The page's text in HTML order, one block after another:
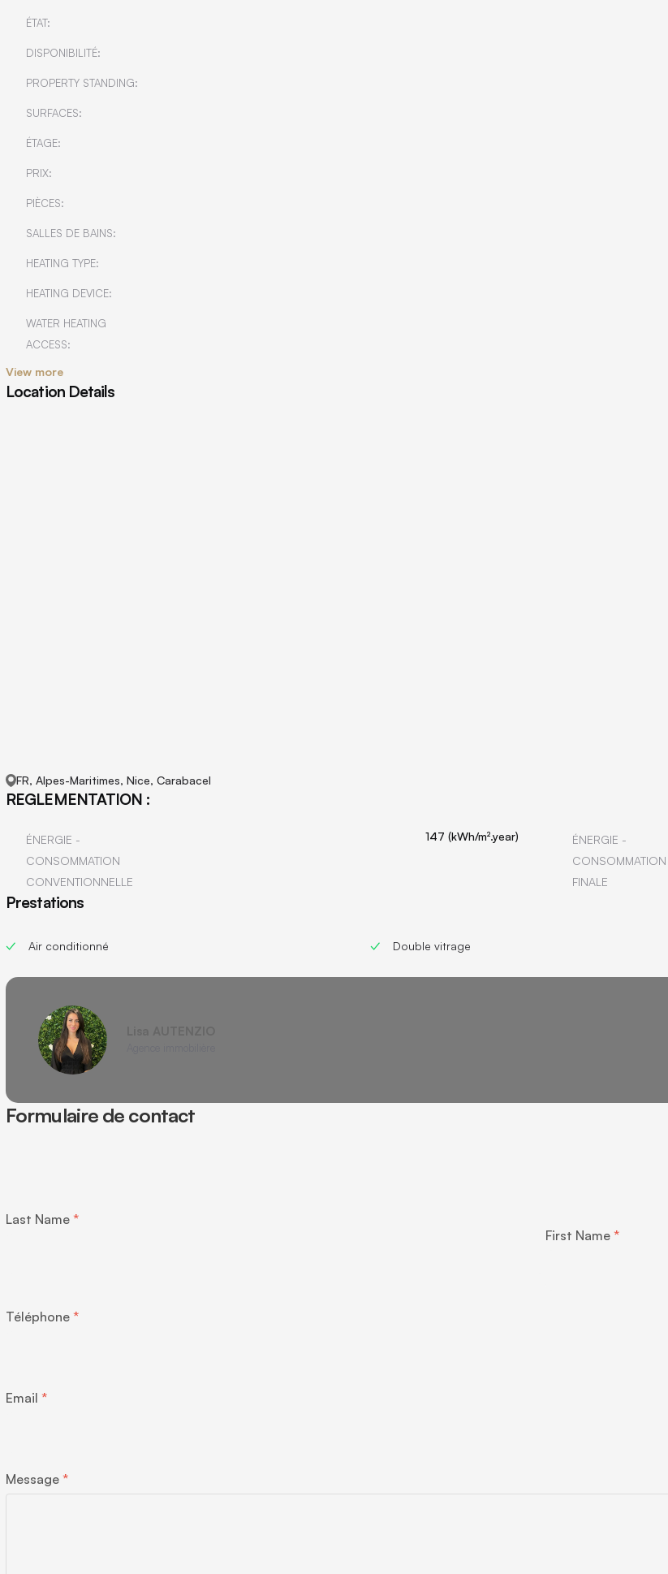
ÉTAT:
DISPONIBILITÉ:
PROPERTY STANDING:
SURFACES:
ÉTAGE:
PRIX:
PIÈCES:
SALLES DE BAINS:
HEATING TYPE:
HEATING DEVICE:
WATER HEATING
ACCESS:
View more
Location Details
FR, Alpes-Maritimes, Nice, Carabacel
REGLEMENTATION :
ÉNERGIE -
CONSOMMATION
CONVENTIONNELLE
147 (kWh/m².year)
ÉNERGIE -
CONSOMMATION
FINALE
Prestations
Air conditionné Double vitrage
Formulaire de contact
Last Name
First Name
Téléphone
Email
Message